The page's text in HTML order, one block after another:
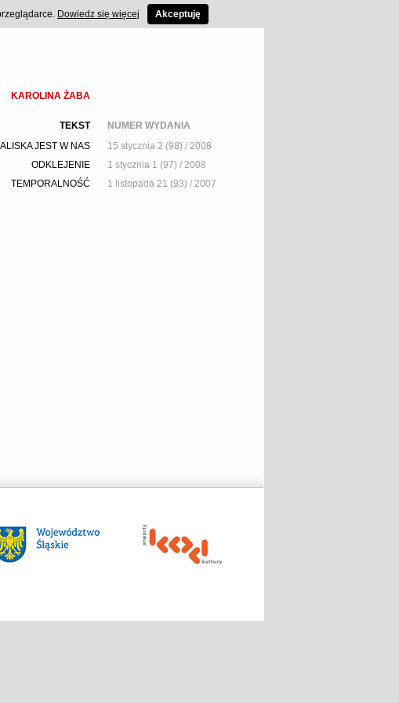
KAROLINA ŻABA
TEKST
NUMER WYDANIA
JEST W NAS
15 stycznia 2 (98) / 2008
ODKLEJENIE
1 stycznia 1 (97) / 2008
TEMPORALNOŚĆ
1 listopada 21 (93) / 2007
Dowiedz się więcej Akceptuję